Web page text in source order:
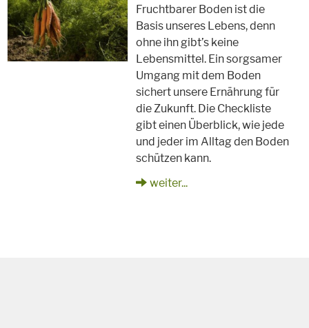
Fruchtbarer Boden ist die
Basis unseres Lebens, denn
ohne ihn gibt’s keine
Lebensmittel. Ein sorgsamer
Umgang mit dem Boden
sichert unsere Ernährung für
die Zukunft. Die Checkliste
gibt einen Überblick, wie jede
und jeder im Alltag den Boden
schützen kann.
weiter...